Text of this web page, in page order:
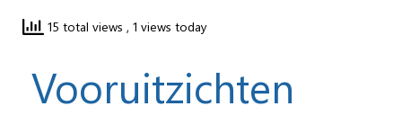
15 total views , 1 views today
Vooruitzichten